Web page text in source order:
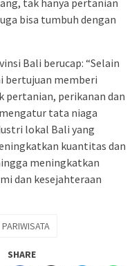
tak hanya pertanian
bisa tumbuh dengan
Bali berucap: “Selain
bertujuan memberi
pertanian, perikanan dan
tata niaga
lokal Bali yang
kuantitas dan
meningkatkan
dan kesejahteraan
SHARE